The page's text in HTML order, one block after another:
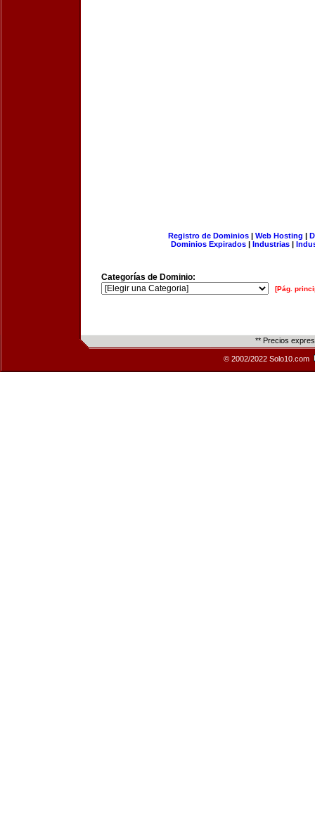
Registro de Dominios| Web Hosting |
Dominios Expirados | Industrias |
Categorías de Dominio:
[Pág.
** Precios
© 2002/2022 Solo10.com